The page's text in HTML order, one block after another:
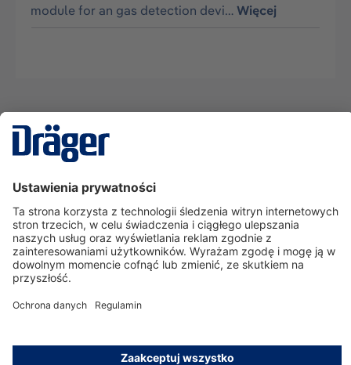
module for an gas detection devi…Więcej
Serwisowa linia hotline
O nas
Korzystanie ze sklepu